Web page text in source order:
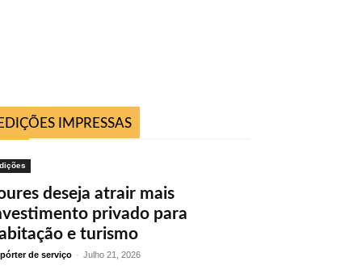
EDIÇÕES IMPRESSAS
deseja atrair mais
privado para
e turismo
de serviço - Julho 21, 2026